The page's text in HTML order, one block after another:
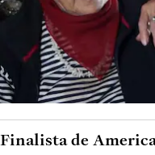
Finalista de